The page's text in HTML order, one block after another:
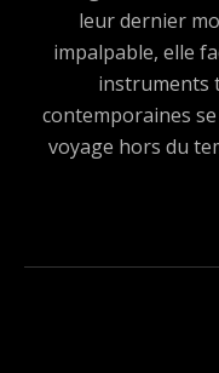
leur dernier
impalpable, elle
instruments
contemporaines
voyage hors du
Boutons des